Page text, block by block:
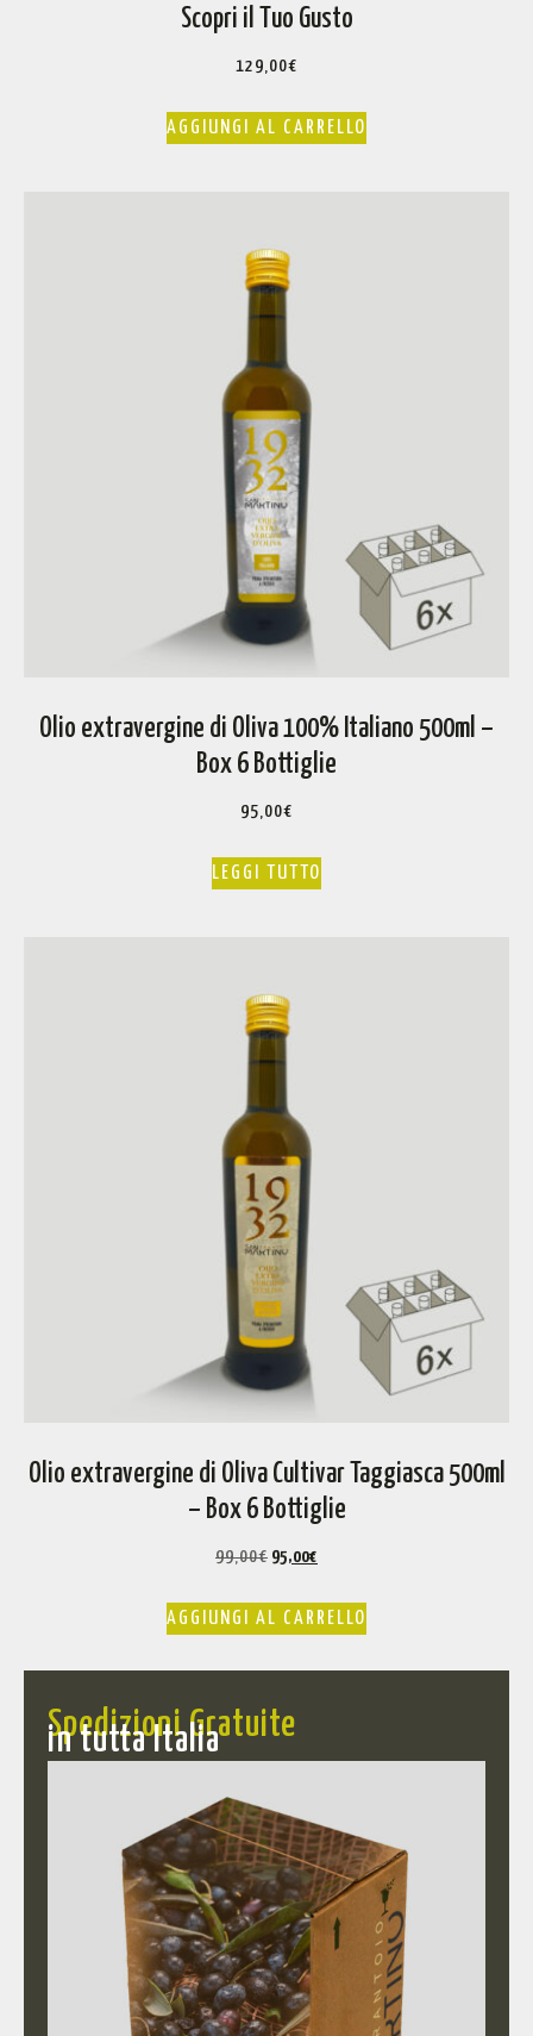
Scopri il Tuo Gusto
129,00€
AGGIUNGI AL CARRELLO
Olio extravergine di Oliva 100% Italiano 500ml –
Box 6 Bottiglie
95,00€
LEGGI TUTTO
Olio extravergine di Oliva Cultivar Taggiasca 500ml
– Box 6 Bottiglie
99,00€ 95,00€
AGGIUNGI AL CARRELLO
Spedizioni Gratuite
in tutta Italia